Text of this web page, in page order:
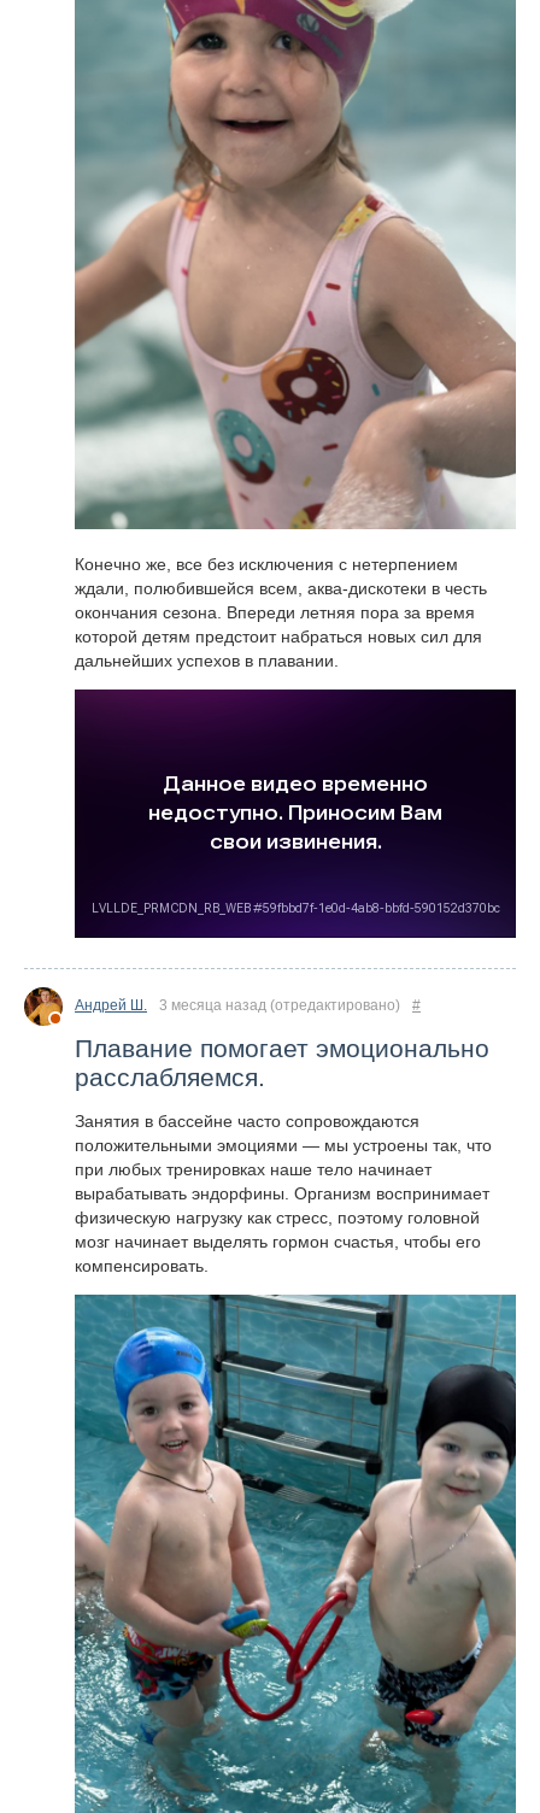
Конечно же, все без исключения с нетерпением
ждали, полюбившейся всем, аква-дискотеки в честь
окончания сезона. Впереди летняя пора за время
которой детям предстоит набраться новых сил для
дальнейших успехов в плавании.
Андрей Ш. 3 месяца назад (отредактировано) #
Плавание помогает эмоционально
расслабляемся.
Занятия в бассейне часто сопровождаются
положительными эмоциями — мы устроены так, что
при любых тренировках наше тело начинает
вырабатывать эндорфины. Организм воспринимает
физическую нагрузку как стресс, поэтому головной
мозг начинает выделять гормон счастья, чтобы его
компенсировать.